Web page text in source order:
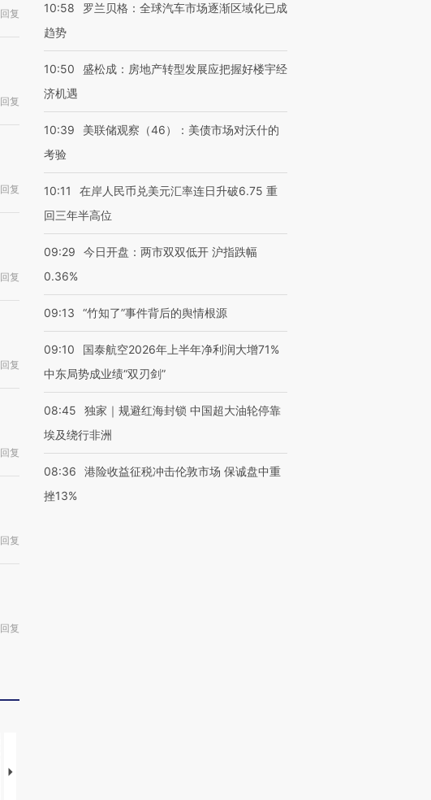
回复
回复
回复
回复
回复
回复
回复
回复
马航飞行员跨国走私7万
10:58
罗兰贝格：全球汽车市场逐渐区域化已成
趋势
10:50
盛松成：房地产转型发展应把握好楼宇经
济机遇
10:39
美联储观察（46）：美债市场对沃什的
考验
10:11
在岸人民币兑美元汇率连日升破6.75 重
回三年半高位
09:29
今日开盘：两市双双低开 沪指跌幅
0.36%
09:13 “竹知了”事件背后的舆情根源
09:10
国泰航空2026年上半年净利润大增71%
中东局势成业绩“双刃剑”
08:45
独家｜规避红海封锁 中国超大油轮停靠
埃及绕行非洲
08:36
港险收益征税冲击伦敦市场 保诚盘中重
挫13%